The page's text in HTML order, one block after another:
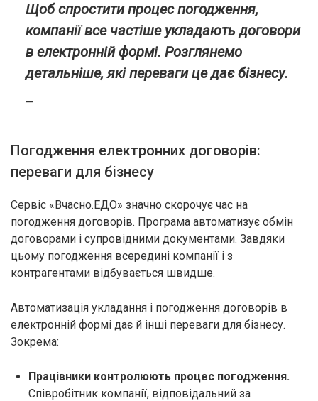
Щоб спростити процес погодження,
компанії все частіше укладають договори
в електронній формі. Розглянемо
детальніше, які переваги це дає бізнесу.
—
Погодження електронних договорів:
переваги для бізнесу
Сервіс «Вчасно.ЕДО» значно скорочує час на
погодження договорів. Програма автоматизує обмін
договорами і супровідними документами. Завдяки
цьому погодження всередині компанії і з
контрагентами відбувається швидше.
Автоматизація укладання і погодження договорів в
електронній формі дає й інші переваги для бізнесу.
Зокрема:
Працівники контролюють процес погодження.
Співробітник компанії, відповідальний за